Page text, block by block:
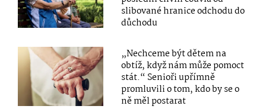
slibované hranice odchodu do
důchodu
„Nechceme být dětem na
obtíž, když nám může pomoct
stát.“ Senioři upřímně
promluvili o tom, kdo by se o
ně měl postarat